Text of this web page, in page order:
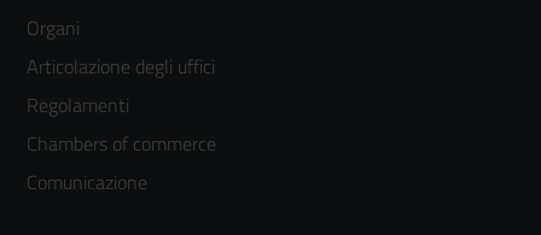
colonna
3
Organi
Articolazione degli uffici
Regolamenti
Chambers of commerce
Comunicazione